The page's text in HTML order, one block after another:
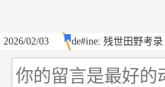
2026/02/03 de#ine: 残世田野考录